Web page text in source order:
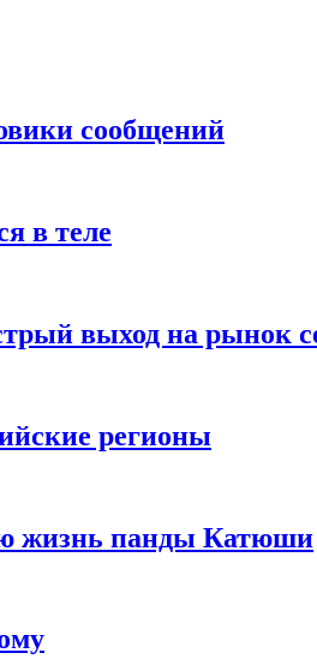
сообщений
в теле
выход на рынок
регионы
жизнь панды Катюши